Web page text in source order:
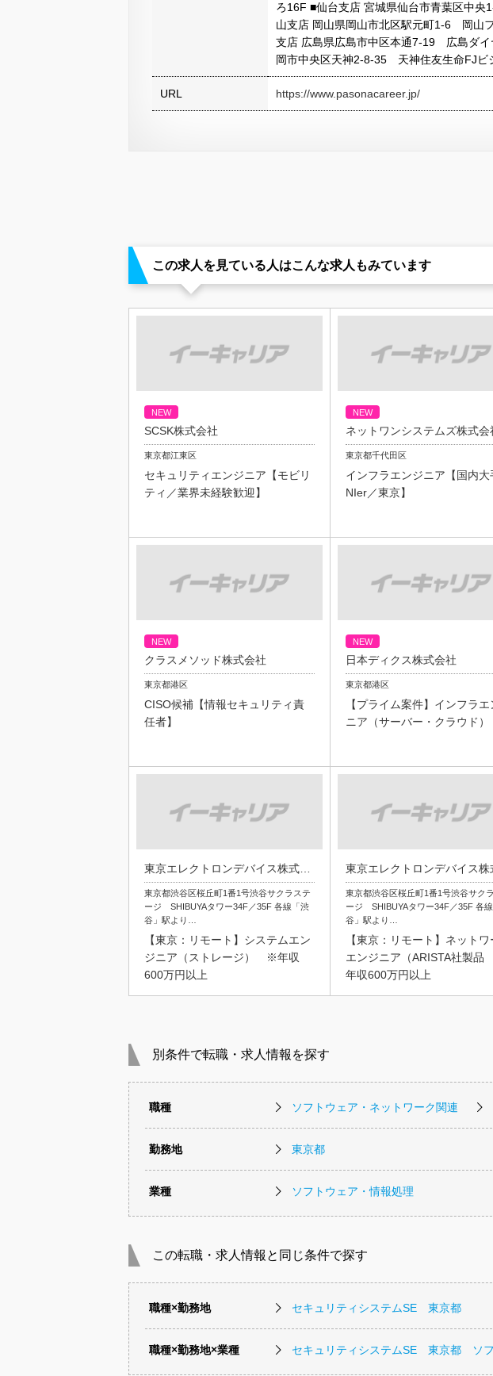
ろ16F ■仙台支店 宮城県仙台市青葉区中
山支店 岡山県岡山市北区駅元町1-6 岡山
支店 広島県広島市中区本通7-19 広島ダイ
岡市中央区天神2-8-35 天神住友生命FJビ
URL https://www.pasonacareer.jp/
この求人を見ている人はこんな求人もみています
NEW
SCSK株式会社
東京都江東区
セキュリティエンジニア【モビリ
ティ／業界未経験歓迎】
NEW
ネットワンシステムズ株式会
東京都千代田区
インフラエンジニア【国内大
NIer／東京】
NEW
クラスメソッド株式会社
東京都港区
CISO候補【情報セキュリティ責
任者】
NEW
日本ディクス株式会社
東京都港区
【プライム案件】インフラエ
ニア（サーバー・クラウド）
東京エレクトロンデバイス株式会社
東京都渋谷区桜丘町1番1号渋谷サクラステ
ージ SHIBUYAタワー34F／35F 各線「渋
谷」駅より…
【東京：リモート】システムエン
ジニア（ストレージ） ※年収
600万円以上
東京都渋谷区桜丘町1番1号渋谷サク
ージ SHIBUYAタワー34F／35F 各
谷」駅より…
【東京：リモート】ネットワ
エンジニア（ARISTA社製
年収600万円以上
別条件で転職・求人情報を探す
職種 ソフトウェア・ネットワーク関連
勤務地 東京都
業種 ソフトウェア・情報処理
この転職・求人情報と同じ条件で探す
職種×勤務地 セキュリティシステムSE 東京都
職種×勤務地×業種 セキュリティシステムSE 東京都 ソ